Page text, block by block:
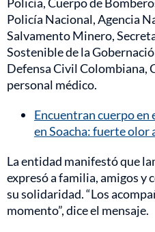
Policía Nacional, Agencia
Salvamento Minero,
Sostenible de la
Defensa Civil Colombiana,
personal médico.
Encuentran cuerpo en
en Soacha: fuerte olor
La entidad manifestó que
expresó a familia, amigos y
su solidaridad. “Los
momento”, dice el mensaje.